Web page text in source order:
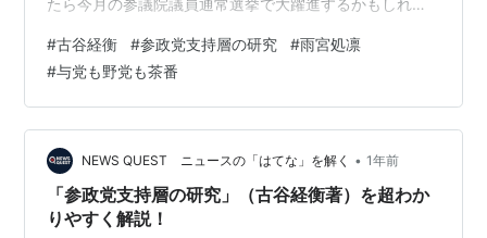
たら今月の参議院議員通常選挙で大躍進するかもしれな
綴る。 ニッポン国民の大半はそもそも政治・社会問題に
「無関心」 早速だが、こちらの記事を紹介する。
news.yahoo.co.jp 以前の本シリーズ連載で著書を紹介し
た「古谷経衡（ふるや・つねひら）」氏の「オレンジの
政党」支持層への考察記事である。著書を紹介した記事
はこちら。 sgtyamab…
#古谷経衡 #参政党支持層の研究 #雨宮処凛
#与党も野党も茶番
NEWS QUEST ニュースの「はてな」を解く • 1年前
「参政党支持層の研究」（古谷経衡著）を超わか
りやすく解説！